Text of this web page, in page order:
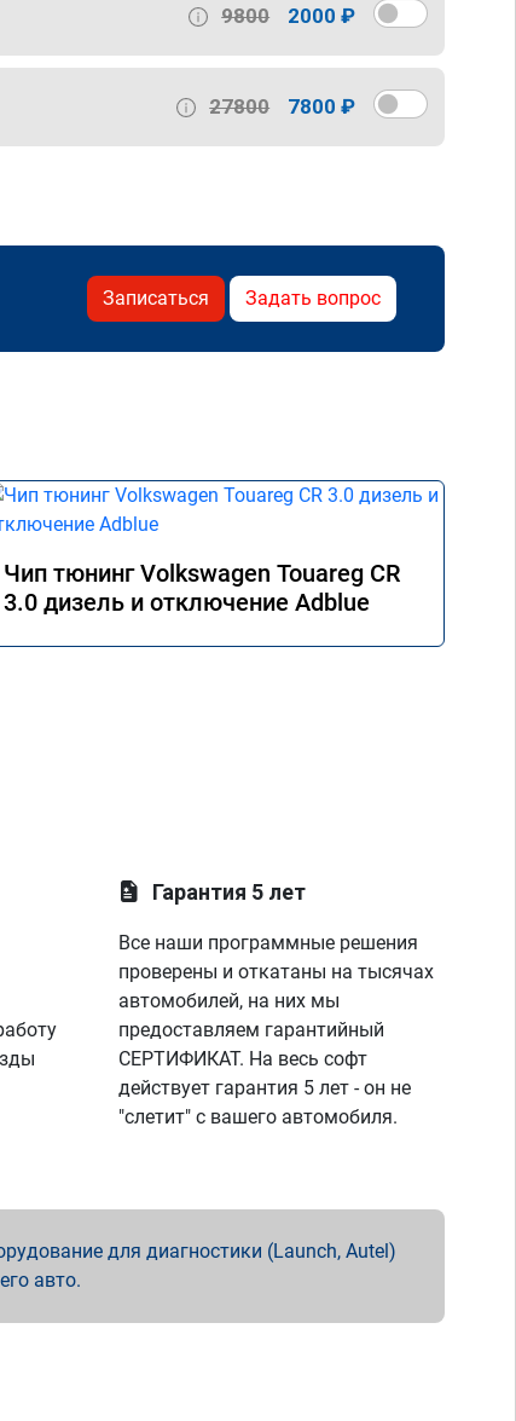
9800 2000 ₽
27800 7800 ₽
Записаться Задать вопрос
Чип тюнинг Volkswagen Touareg CR
3.0 дизель и отключение Adblue
Гарантия 5 лет
Все наши программные решения
проверены и откатаны на тысячах
автомобилей, на них мы
предоставляем гарантийный
СЕРТИФИКАТ. На весь софт
действует гарантия 5 лет - он не
"слетит" с вашего автомобиля.
для диагностики (Launch, Autel)
авто.